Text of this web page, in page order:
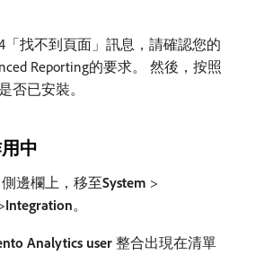
「找不到頁面」訊息，請確認您的
Reporting的要求。 然後，按照
否已安裝。
中
邊欄上，移至​System >
Integration。
Analytics user ​整合出現在清單